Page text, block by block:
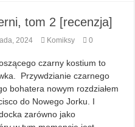
tom 2 [recenzja]
2024 Komiksy 0
czarny kostium to
Przywdzianie czarnego
bohatera nowym rozdziałem
do Nowego Jorku. I
zarówno jako